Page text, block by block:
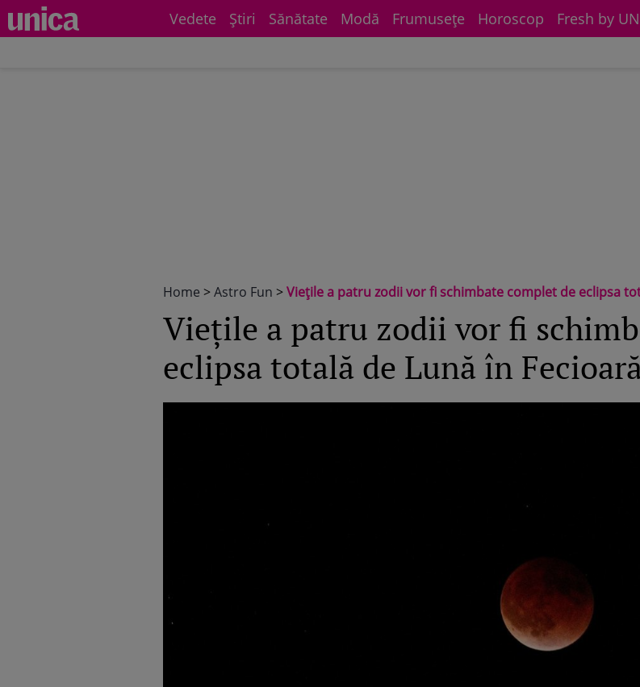
Vedete Știri Sănătate Modă Frumuseţe Horoscop Fresh by
Home >Astro Fun >Viețile a patru zodii vor fi schimbate complet de eclipsa
Viețile a patru zodii vor fi
eclipsa totală de Lună în